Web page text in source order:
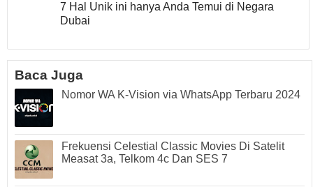
7 Hal Unik ini hanya Anda Temui di Negara
Dubai
Baca Juga
Nomor WA K-Vision via WhatsApp Terbaru 2024
Frekuensi Celestial Classic Movies Di Satelit
Measat 3a, Telkom 4c Dan SES 7